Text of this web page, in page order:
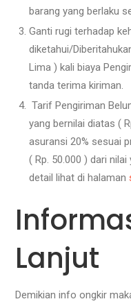
barang yang berlaku
Ganti rugi terhadap
diketahui/
Lima ) kali biaya
tanda terima kiriman.
Tarif Pengiriman
yang bernilai diatas (
asuransi 20% sesuai
( Rp. 50.000 ) dari
detail lihat di halaman
Lanjut
Demikian info ongkir